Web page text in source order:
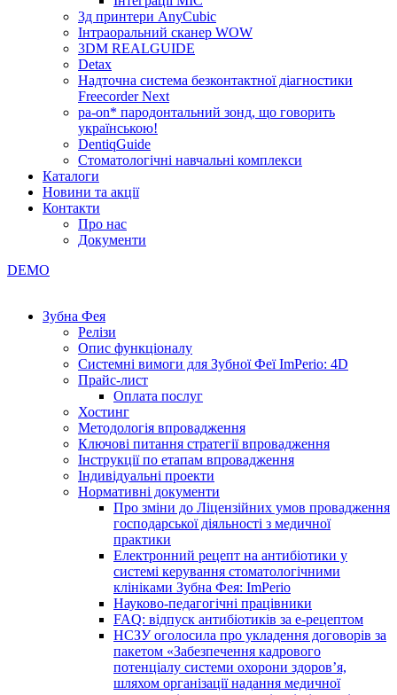
3д принтери AnyCubic
Інтраоральний сканер WOW
3DM REALGUIDE
Detax
Надточна система безконтактної діагностики
Freecorder Next
pa-on* пародонтальний зонд, що говорить
українською!
DentiqGuide
Стоматологічні навчальні комплекси
Каталоги
Новини та акції
Контакти
Про нас
Документи
DEMO
Зубна Фея
Релізи
Опис функціоналу
Системні вимоги для Зубної Феї ImPerio: 4D
Прайс-лист
Оплата послуг
Хостинг
Методологія впровадження
Ключові питання стратегії впровадження
Інструкції по етапам впровадження
Індивідуальні проекти
Нормативні документи
Про зміни до Ліцензійних умов провадження
господарської діяльності з медичної
практики
Електронний рецепт на антибіотики у
системі керування стоматологічними
клініками Зубна Фея: ImPerio
Науково-педагогічні працівники
FAQ: відпуск антибіотиків за е-рецептом
НСЗУ оголосила про укладення договорів за
пакетом «Забезпечення кадрового
потенціалу системи охорони здоров’я,
шляхом організації надання медичної